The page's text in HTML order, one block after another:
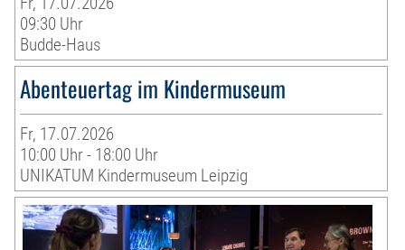
09:30 Uhr
Budde-Haus
Abenteuertag im Kindermuseum
Fr, 17.07.2026
10:00 Uhr - 18:00 Uhr
UNIKATUM Kindermuseum Leipzig